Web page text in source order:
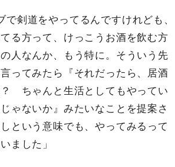
で剣道をやってるんですけれども、
る方って、けっこうお酒を飲む方
人なんか、もう特に。そういう先
ってみたら『それだったら、居酒
ちゃんと生活としてもやってい
ゃないか』みたいなことを提案さ
という意味でも、やってみるって
ました」